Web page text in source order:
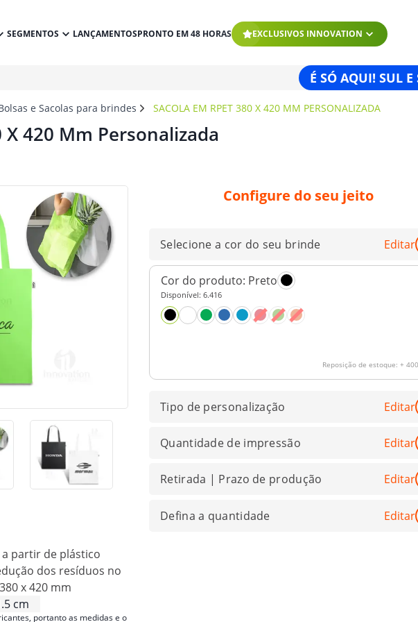
SEGMENTOS LANÇAMENTOSPRONTO EM 48 HORAS EXCLUSIVOS INNOVATION
É SÓ AQUI! SUL E
e Sacolas para brindes SACOLA EM RPET 380 X 420 MM PERSONALIZADA
X 420 Mm Personalizada
a partir de plástico
dos resíduos no
x 420 mm
cm
portanto as medidas e o
Configure do seu jeito
Selecione a cor do seu brinde Editar
Cor do produto: Preto
Disponível: 6.416
Reposição de estoque: +
Tipo de personalização Editar
Quantidade de impressão Editar
Retirada | Prazo de produção Editar
Defina a quantidade Editar